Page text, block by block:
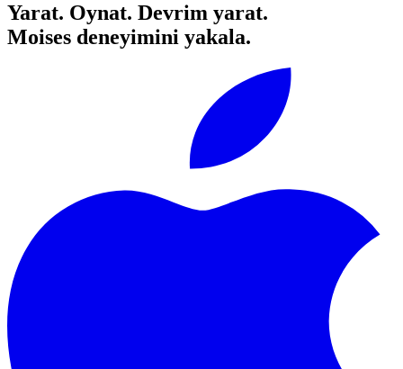
Yarat. Oynat. Devrim yarat.
Moises deneyimini yakala.